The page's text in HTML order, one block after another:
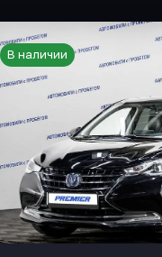
В наличии